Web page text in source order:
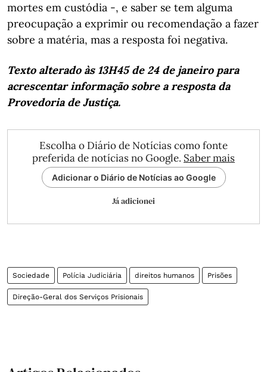
mortes em custódia -, e saber se tem alguma
preocupação a exprimir ou recomendação a fazer
sobre a matéria, mas a resposta foi negativa.
Texto alterado às 13H45 de 24 de janeiro para
acrescentar informação sobre a resposta da
Provedoria de Justiça.
Escolha o Diário de Notícias como fonte
preferida de notícias no Google. Saber mais
Adicionar o Diário de Notícias ao Google
Já adicionei
Sociedade Polícia Judiciária direitos humanos Prisões
Direção-Geral dos Serviços Prisionais